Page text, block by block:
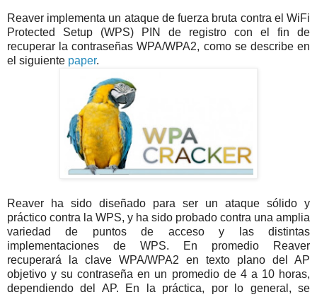
Reaver implementa un ataque de fuerza bruta contra el WiFi
Protected Setup (WPS) PIN de registro con el fin de
recuperar la contraseñas WPA/WPA2, como se describe en
el siguiente paper.
Reaver ha sido diseñado para ser un ataque sólido y
práctico contra la WPS, y ha sido probado contra una amplia
variedad de puntos de acceso y las distintas
implementaciones de WPS. En promedio Reaver
recuperará la clave WPA/WPA2 en texto plano del AP
objetivo y su contraseña en un promedio de 4 a 10 horas,
dependiendo del AP. En la práctica, por lo general, se